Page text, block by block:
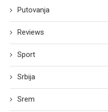
Putovanja
Reviews
Sport
Srbija
Srem